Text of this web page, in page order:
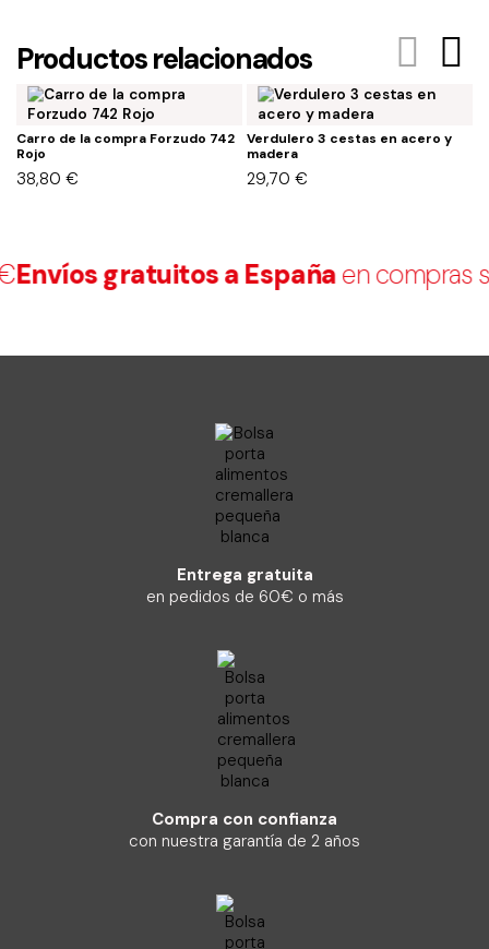
Productos relacionados
Carro de la compra Forzudo 742
Rojo
38,80 €
Verdulero 3 cestas en acero y
madera
29,70 €
gratuitos a Españaen compras
Entrega gratuita
en pedidos de 60€ o más
Compra con confianza
con nuestra garantía de 2 años